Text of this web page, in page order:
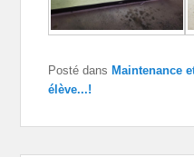
Posté dans Maintenance
élève...!